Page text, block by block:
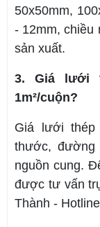
50x50mm,
- 12mm, chiều
sản xuất.
3. Giá lưới
1m²/cuộn?
Giá lưới
thước,
nguồn cung.
được tư vấn
Thành -